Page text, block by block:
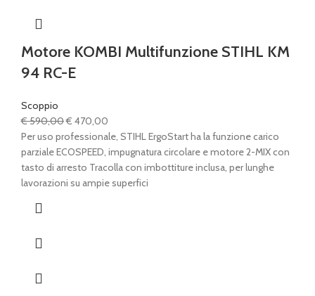
Motore KOMBI Multifunzione STIHL KM
94 RC-E
Scoppio
€590,00Il
prezzo
originale
era:
€ 590,00.
€ 470,00
prezzo
attuale
è:
€ 470,00.
Per uso professionale, STIHL ErgoStart ha la funzione carico
parziale ECOSPEED, impugnatura circolare e motore 2-MIX con
tasto di arresto Tracolla con imbottiture inclusa, per lunghe
lavorazioni su ampie superfici